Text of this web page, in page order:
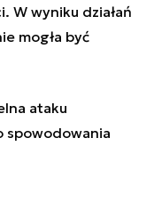
W wyniku działań
mogła być
ataku
spowodowania